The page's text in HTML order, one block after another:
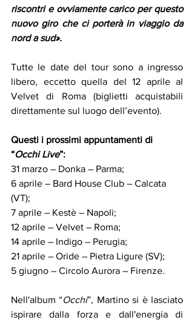
riscontri e ovviamente carico per questo
nuovo giro che ci porterà in viaggio da
nord a sud».
Tutte le date del tour sono a ingresso
libero, eccetto quella del 12 aprile al
Velvet di Roma (biglietti acquistabili
direttamente sul luogo dell’evento).
Questi i prossimi appuntamenti di
“Occhi Live”:
31 marzo – Donka – Parma;
6 aprile – Bard House Club – Calcata
(VT);
7 aprile – Kestè – Napoli;
12 aprile – Velvet – Roma;
14 aprile – Indigo – Perugia;
21 aprile – Oride – Pietra Ligure (SV);
5 giugno – Circolo Aurora – Firenze.
Nell'album “Occhi”, Martino si è lasciato
ispirare dalla forza e dall'energia di